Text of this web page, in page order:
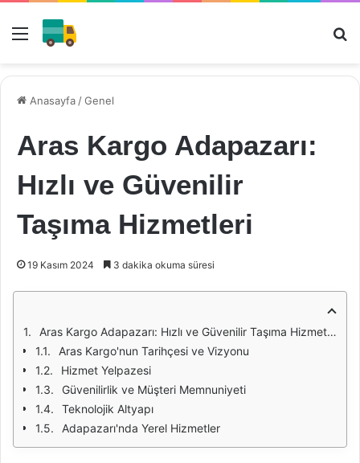
Menü
Anasayfa /Genel
Aras Kargo Adapazarı:
Hızlı ve Güvenilir
Taşıma Hizmetleri
19 Kasım 2024 3 dakika okuma süresi
Aras Kargo Adapazarı: Hızlı ve Güvenilir Taşıma Hizmetleri
Aras Kargo'nun Tarihçesi ve Vizyonu
Hizmet Yelpazesi
Güvenilirlik ve Müşteri Memnuniyeti
Teknolojik Altyapı
Adapazarı'nda Yerel Hizmetler